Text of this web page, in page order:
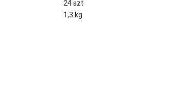
24 szt
1,3 kg